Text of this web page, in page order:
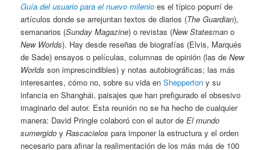
Guía del usuario para el nuevo milenio es el típico popurrí de
artículos donde se arrejuntan textos de diarios (The Guardian),
semanarios (Sunday Magazine) o revistas (New Statesman o
New Worlds). Hay desde reseñas de biografías (Elvis, Marqués
de Sade) ensayos o películas, columnas de opinión (las deNew
Worlds son imprescindibles) y notas autobiográficas; las más
interesantes, cómo no, sobre su vida enShepperton y su
infancia en Shanghái​, paisajes que han prefigurado el obsesivo
imaginario del autor. Esta reunión no se ha hecho de cualquier
manera: David Pringle colaboró con el autor deEl mundo
sumergido yRascacielos para imponer la estructura y el orden
necesario para afinar la realimentación de los más más de 100